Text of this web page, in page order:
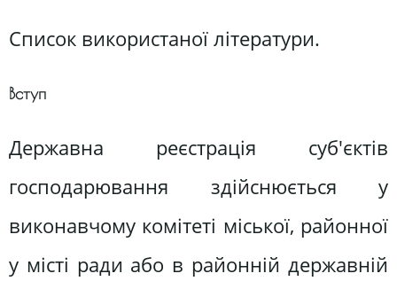
Список використаної літератури.
Вступ
Державна реєстрація суб'єктів
господарювання здійснюється у
виконавчому комітеті міської, районної
у місті ради або в районній державній